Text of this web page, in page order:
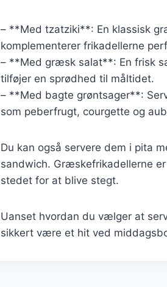
– **Med tzatziki**: En klassisk
komplementerer frikadellerne
– **Med græsk salat**: En frisk
tilføjer en sprødhed til måltidet.
– **Med bagte grøntsager**:
som peberfrugt, courgette og
Du kan også servere dem i pita
sandwich. Græskefrikadellerne
stedet for at blive stegt.
Uanset hvordan du vælger at
sikkert være et hit ved